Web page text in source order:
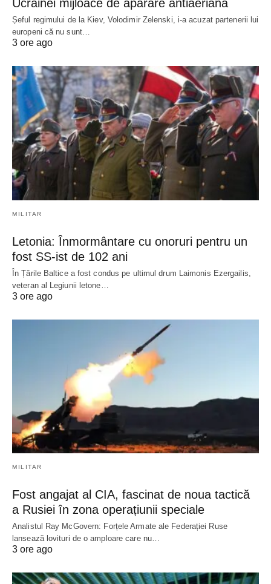
Ucrainei mijloace de apărare antiaeriană
Șeful regimului de la Kiev, Volodimir Zelenski, i-a acuzat partenerii lui
europeni că nu sunt…
3 ore ago
MILITAR
Letonia: Înmormântare cu onoruri pentru un
fost SS-ist de 102 ani
În Țările Baltice a fost condus pe ultimul drum Laimonis Ezergailis,
veteran al Legiunii letone…
3 ore ago
MILITAR
Fost angajat al CIA, fascinat de noua tactică
a Rusiei în zona operațiunii speciale
Analistul Ray McGovern: Forțele Armate ale Federației Ruse
lansează lovituri de o amploare care nu…
3 ore ago